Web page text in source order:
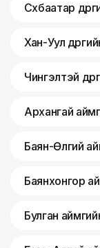
Сүхбаатар
Хан-Уул
Чингэлтэй
Архангай
Баян-Өлгий
Баянхонгор
Булган